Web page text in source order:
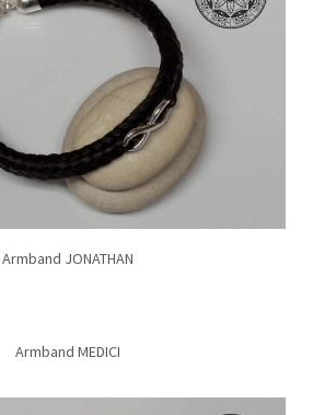
Armband JONATHAN
Armband MEDICI